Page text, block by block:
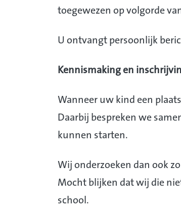
toegewezen op volgorde
U ontvangt persoonlijk
Kennismaking en
Wanneer uw kind een
Daarbij bespreken we
kunnen starten.
Wij onderzoeken dan ook
Mocht blijken dat wij die
school.